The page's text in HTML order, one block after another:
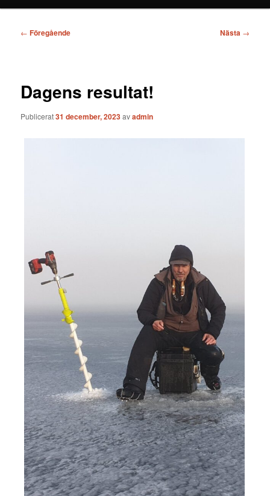
Inläggsnavigering
← Föregående Nästa →
Dagens resultat!
Publicerat31 december, 2023avadmin